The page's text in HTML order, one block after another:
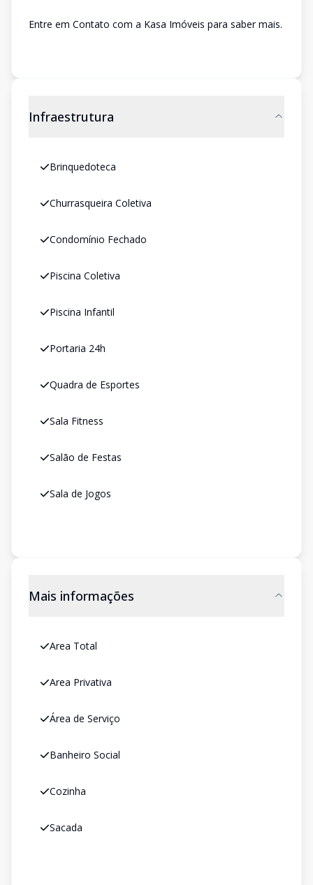
Entre em Contato com a Kasa Imóveis para saber mais.
Infraestrutura
Brinquedoteca
Churrasqueira Coletiva
Condomínio Fechado
Piscina Coletiva
Piscina Infantil
Portaria 24h
Quadra de Esportes
Sala Fitness
Salão de Festas
Sala de Jogos
Mais informações
Area Total
Area Privativa
Área de Serviço
Banheiro Social
Cozinha
Sacada